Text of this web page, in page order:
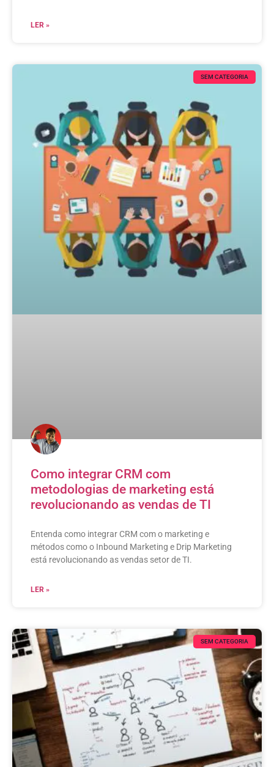
LER »
SEM CATEGORIA
Como integrar CRM com
metodologias de marketing está
revolucionando as vendas de TI
Entenda como integrar CRM com o marketing e
métodos como o Inbound Marketing e Drip Marketing
está revolucionando as vendas setor de TI.
LER »
SEM CATEGORIA